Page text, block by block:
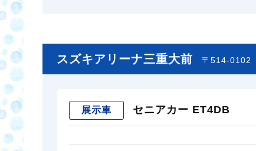
スズキアリーナ三重大前 〒514-0102
展示車 セニアカー ET4DB